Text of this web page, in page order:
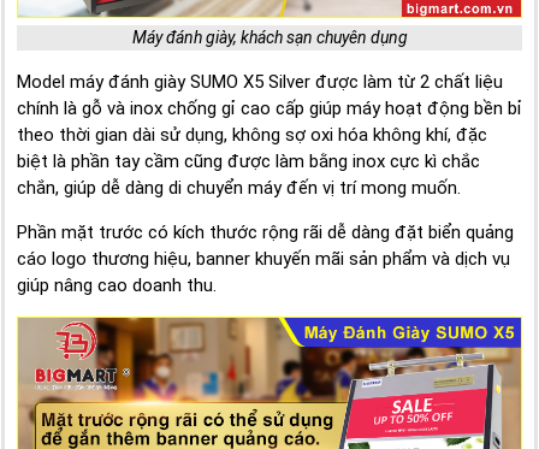
Máy đánh giày, khách sạn chuyên dụng
Model máy đánh giày SUMO X5 Silver được làm từ 2 chất liệu
chính là gỗ và inox chống gỉ cao cấp giúp máy hoạt động bền bỉ
theo thời gian dài sử dụng, không sợ oxi hóa không khí, đặc
biệt là phần tay cầm cũng được làm bằng inox cực kì chắc
chắn, giúp dễ dàng di chuyển máy đến vị trí mong muốn.
Phần mặt trước có kích thước rộng rãi dễ dàng đặt biển quảng
cáo logo thương hiệu, banner khuyến mãi sản phẩm và dịch vụ
giúp nâng cao doanh thu.